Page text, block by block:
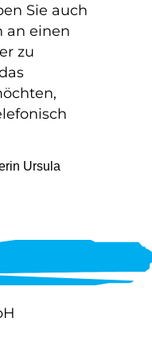
Sie auch
an einen
zu
Ursula